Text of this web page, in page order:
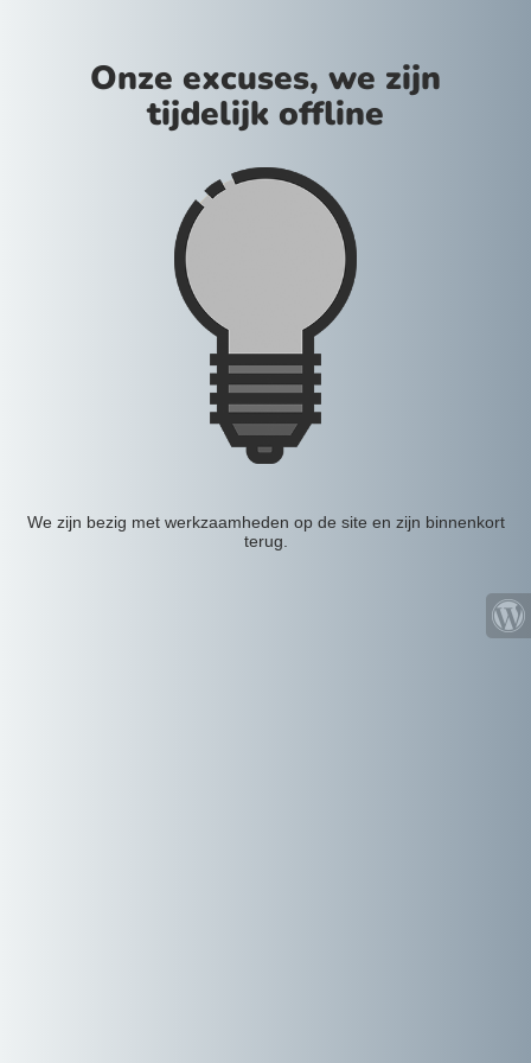
Onze excuses, we zijn
tijdelijk offline
We zijn bezig met werkzaamheden op de site en zijn binnenkort
terug.